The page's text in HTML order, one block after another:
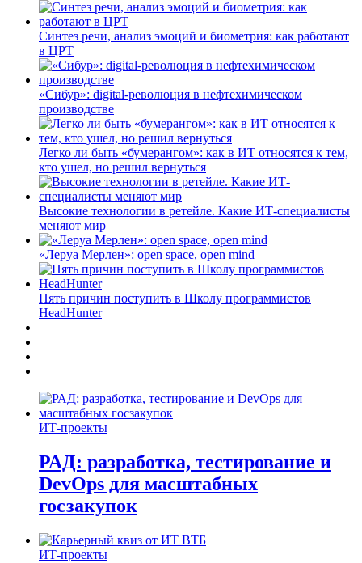
Синтез речи, анализ эмоций и биометрия: как работают
в ЦРТ
«Сибур»: digital-революция в нефтехимическом
производстве
Легко ли быть «бумерангом»: как в ИТ относятся к тем,
кто ушел, но решил вернуться
Высокие технологии в ретейле. Какие ИТ-специалисты
меняют мир
«Леруа Мерлен»: open space, open mind
Пять причин поступить в Школу программистов
HeadHunter
ИТ-проекты
РАД: разработка, тестирование и
DevOps для масштабных
госзакупок
ИТ-проекты